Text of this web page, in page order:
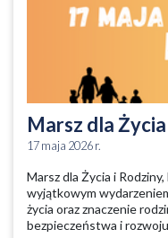
Marsz dla
17 maja 2026 r.
Marsz dla Życia i
wyjątkowym
życia oraz znaczenie
bezpieczeństwa i